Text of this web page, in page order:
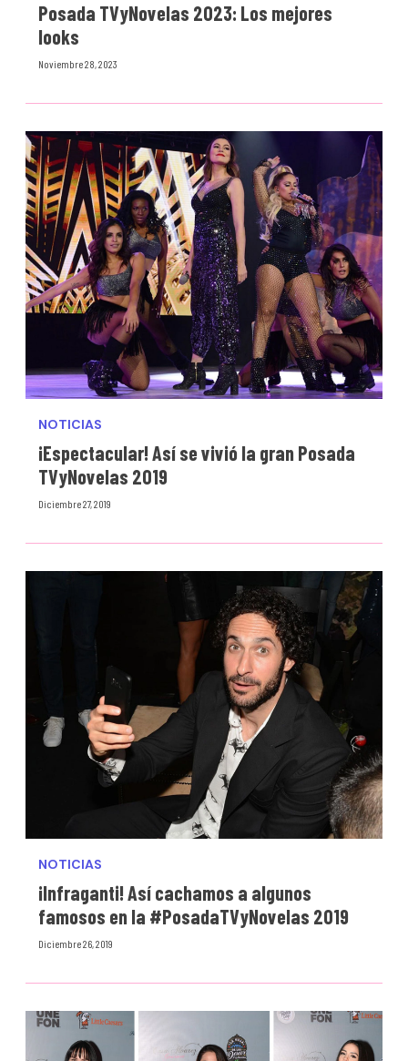
Posada TVyNovelas 2023: Los mejores
looks
Noviembre 28, 2023
NOTICIAS
¡Espectacular! Así se vivió la gran Posada
TVyNovelas 2019
Diciembre 27, 2019
NOTICIAS
¡Infraganti! Así cachamos a algunos
famosos en la #PosadaTVyNovelas 2019
Diciembre 26, 2019